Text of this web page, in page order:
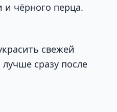
и чёрного перца.
свежей
сразу после